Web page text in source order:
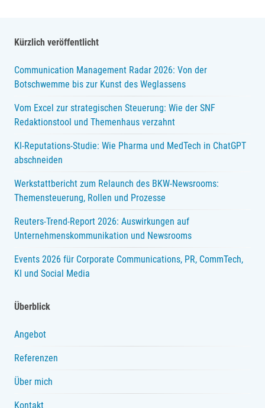
Kürzlich veröffentlicht
Communication Management Radar 2026: Von der
Botschwemme bis zur Kunst des Weglassens
Vom Excel zur strategischen Steuerung: Wie der SNF
Redaktionstool und Themenhaus verzahnt
KI-Reputations-Studie: Wie Pharma und MedTech in ChatGPT
abschneiden
Werkstattbericht zum Relaunch des BKW-Newsrooms:
Themensteuerung, Rollen und Prozesse
Reuters-Trend-Report 2026: Auswirkungen auf
Unternehmenskommunikation und Newsrooms
Events 2026 für Corporate Communications, PR, CommTech,
KI und Social Media
Überblick
Angebot
Referenzen
Über mich
Kontakt